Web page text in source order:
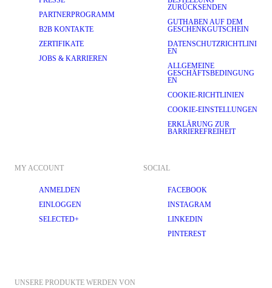
PARTNERPROGRAMM
B2B KONTAKTE
ZERTIFIKATE
JOBS & KARRIEREN
ZURÜCKSENDEN
GUTHABEN AUF DEM
GESCHENKGUTSCHEIN
DATENSCHUTZRICHTLINI
EN
ALLGEMEINE
GESCHÄFTSBEDINGUNG
EN
COOKIE-RICHTLINIEN
COOKIE-EINSTELLUNGEN
ERKLÄRUNG ZUR
BARRIEREFREIHEIT
MY ACCOUNT
ANMELDEN
EINLOGGEN
SELECTED+
SOCIAL
FACEBOOK
INSTAGRAM
LINKEDIN
PINTEREST
UNSERE PRODUKTE WERDEN VON